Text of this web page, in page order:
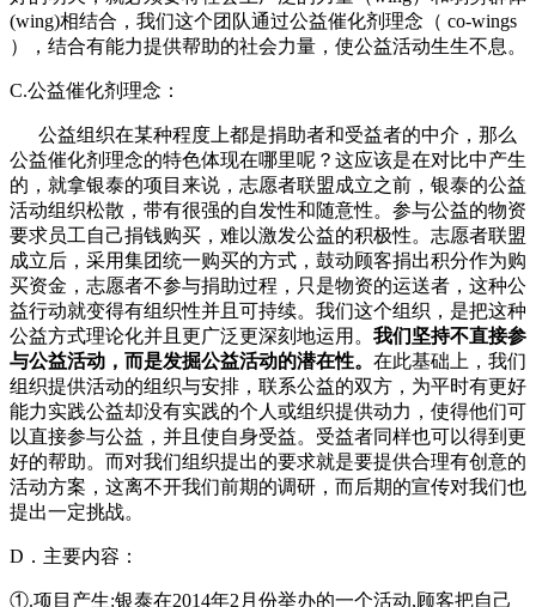
(wing)相结合，我们这个团队通过公益催化剂理念（ co-wings
），结合有能力提供帮助的社会力量，使公益活动生生不息。
C.公益催化剂理念：
公益组织在某种程度上都是捐助者和受益者的中介，那么
公益催化剂理念的特色体现在哪里呢？这应该是在对比中产生
的，就拿银泰的项目来说，志愿者联盟成立之前，银泰的公益
活动组织松散，带有很强的自发性和随意性。参与公益的物资
要求员工自己捐钱购买，难以激发公益的积极性。志愿者联盟
成立后，采用集团统一购买的方式，鼓动顾客捐出积分作为购
买资金，志愿者不参与捐助过程，只是物资的运送者，这种公
益行动就变得有组织性并且可持续。我们这个组织，是把这种
公益方式理论化并且更广泛更深刻地运用。 我们坚持不直接参
与公益活动，而是发掘公益活动的潜在性。 在此基础上，我们
组织提供活动的组织与安排，联系公益的双方，为平时有更好
能力实践公益却没有实践的个人或组织提供动力，使得他们可
以直接参与公益，并且使自身受益。受益者同样也可以得到更
好的帮助。而对我们组织提出的要求就是要提供合理有创意的
活动方案，这离不开我们前期的调研，而后期的宣传对我们也
提出一定挑战。
D ．主要内容：
①.项目产生:银泰在2014年2 月份举办的一个活动,顾客把自己